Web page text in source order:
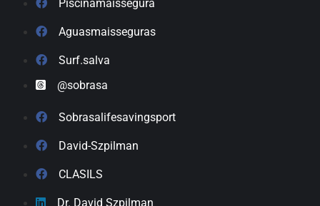
Piscinamaissegura
Aguasmaisseguras
Surf.salva
@sobrasa
Sobrasalifesavingsport
David-Szpilman
CLASILS
Dr. David Szpilman